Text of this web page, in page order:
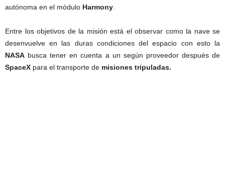
autónoma en el módulo Harmony.
Entre los objetivos de la misión está el observar como la nave se
desenvuelve en las duras condiciones del espacio con esto la
NASA busca tener en cuenta a un según proveedor después de
SpaceX para el transporte de misiones tripuladas.